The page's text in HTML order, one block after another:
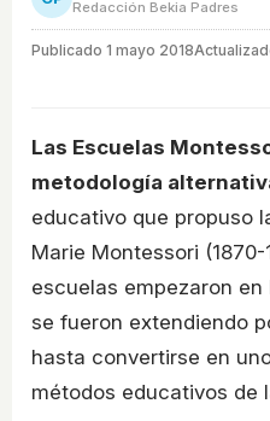
Redacción Bekia Padres
Publicado 1 mayo 2018
Las Escuelas
metodología
educativo que propuso
Marie Montessori
escuelas empezaron
se fueron extendiendo
hasta convertirse en
métodos educativos de